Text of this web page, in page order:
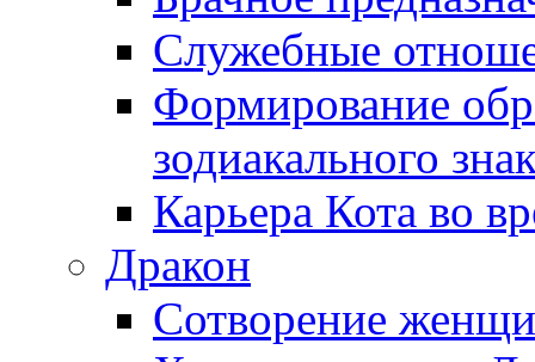
Служебные
Формирование
зодиакального
Карьера Кота во
Дракон
Сотворение